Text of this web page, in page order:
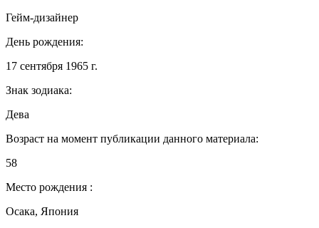
Гейм-дизайнер
День рождения:
17 сентября 1965 г.
Знак зодиака:
Дева
Возраст на момент публикации данного материала:
58
Место рождения :
Осака, Япония